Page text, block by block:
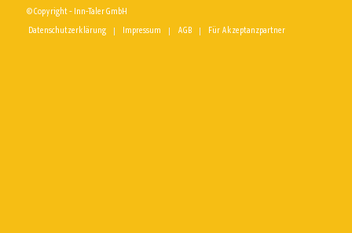
© Copyright - Inn-Taler GmbH
Datenschutzerklärung Impressum AGB Für Akzeptanzpartner